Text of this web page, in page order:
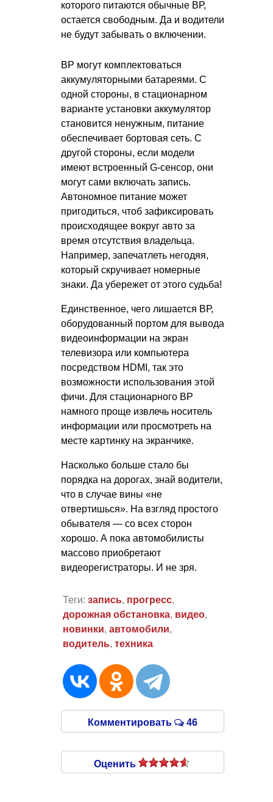
которого питаются обычные ВР,
остается свободным. Да и водители
не будут забывать о включении.
ВР могут комплектоваться
аккумуляторными батареями. С
одной стороны, в стационарном
варианте установки аккумулятор
становится ненужным, питание
обеспечивает бортовая сеть. С
другой стороны, если модели
имеют встроенный G-сенсор, они
могут сами включать запись.
Автономное питание может
пригодиться, чтоб зафиксировать
происходящее вокруг авто за
время отсутствия владельца.
Например, запечатлеть негодяя,
который скручивает номерные
знаки. Да убережет от этого судьба!
Единственное, чего лишается ВР,
оборудованный портом для вывода
видеоинформации на экран
телевизора или компьютера
посредством HDMI, так это
возможности использования этой
фичи. Для стационарного ВР
намного проще извлечь носитель
информации или просмотреть на
месте картинку на экранчике.
Насколько больше стало бы
порядка на дорогах, знай водители,
что в случае вины «не
отвертишься». На взгляд простого
обывателя — со всех сторон
хорошо. А пока автомобилисты
массово приобретают
видеорегистраторы. И не зря.
Теги: запись, прогресс,
дорожная обстановка, видео,
новинки, автомобили,
водитель, техника
Комментировать 46
Оценить